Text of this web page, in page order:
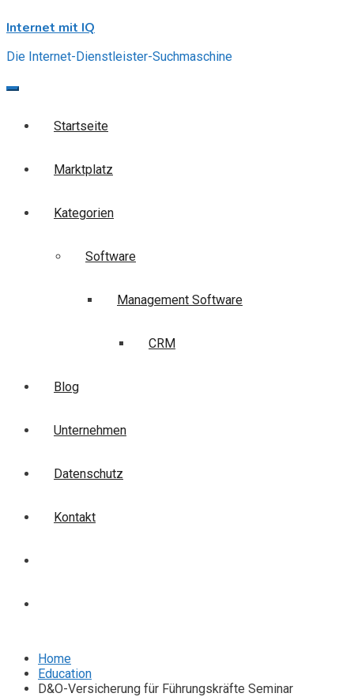
to
Internet mit IQ
Die Internet-Dienstleister-Suchmaschine
Startseite
Marktplatz
Kategorien
Software
Management Software
CRM
Blog
Unternehmen
Datenschutz
Kontakt
Home
Education
D&O-Versicherung für Führungskräfte Seminar